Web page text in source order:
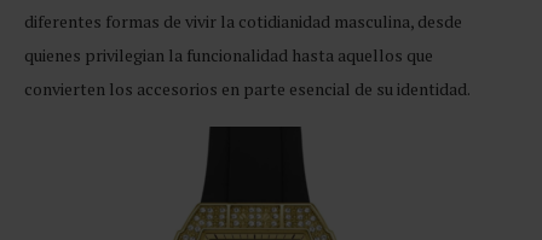
diferentes formas de vivir la cotidianidad masculina, desde
quienes privilegian la funcionalidad hasta aquellos que
convierten los accesorios en parte esencial de su identidad.